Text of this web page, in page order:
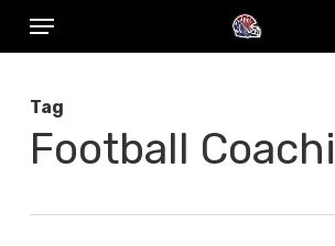
Skip
content
Menu
Tag
Football